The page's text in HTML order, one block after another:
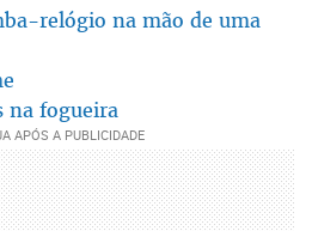
relógio na mão de uma
na fogueira